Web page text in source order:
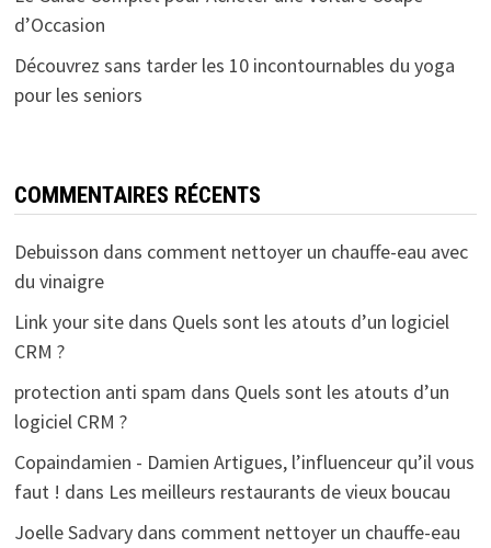
d’Occasion
Découvrez sans tarder les 10 incontournables du yoga
pour les seniors
COMMENTAIRES RÉCENTS
Debuisson dans comment nettoyer un chauffe-eau avec
du vinaigre
Link your sitedans Quels sont les atouts d’un logiciel
CRM ?
protection anti spam dans Quels sont les atouts d’un
logiciel CRM ?
Copaindamien - Damien Artigues, l’influenceur qu’il vous
faut ! dans Les meilleurs restaurants de vieux boucau
Joelle Sadvarydans comment nettoyer un chauffe-eau